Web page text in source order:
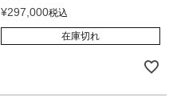
¥297,000税込
在庫切れ